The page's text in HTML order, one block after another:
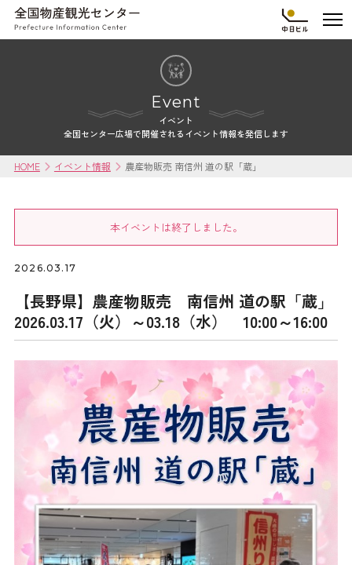
Event
イベント
全国センター広場で開催されるイベント情報を発信します
HOME イベント情報 農産物販売 南信州 道の駅「蔵」
本イベントは終了しました。
2026.03.17
【長野県】農産物販売 南信州 道の駅「蔵」
2026.03.17（火）～03.18（水） 10:00～16:00